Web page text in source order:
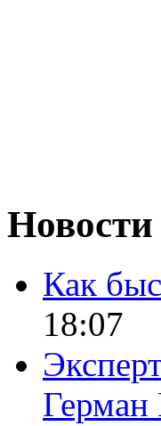
Новости
Как
18:07
Герман